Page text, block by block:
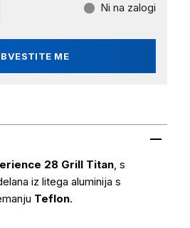
ME
Ni na zalogi
28 Grill Titan, s
iz litega aluminija s
Teflon.